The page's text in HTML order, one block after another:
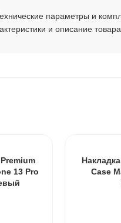
параметры и
и описание
13 Pro
Case